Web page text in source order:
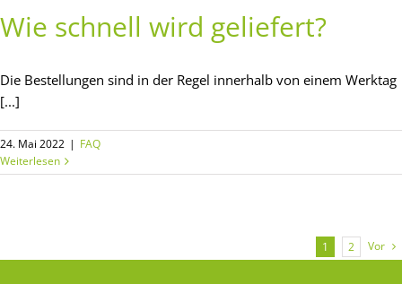
Wie schnell wird geliefert?
Die Bestellungen sind in der Regel innerhalb von einem Werktag
[...]
24. Mai 2022 | FAQ
Weiterlesen
1 2 Vor